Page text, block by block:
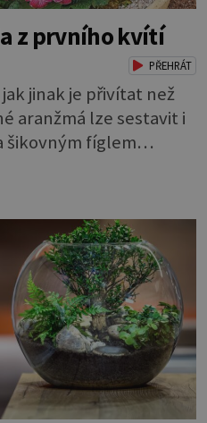
z prvního kvítí
PŘEHRÁT
jinak je přivítat než
aranžmá lze sestavit i
šikovným fíglem
působil jako dílo
štěrk.Díky úpravě